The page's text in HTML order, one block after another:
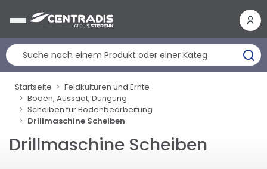
Startseite
Feldkulturen und Ernte
Boden, Aussaat, Düngung
Scheiben für Bodenbearbeitung
Drillmaschine Scheiben
Drillmaschine Scheiben